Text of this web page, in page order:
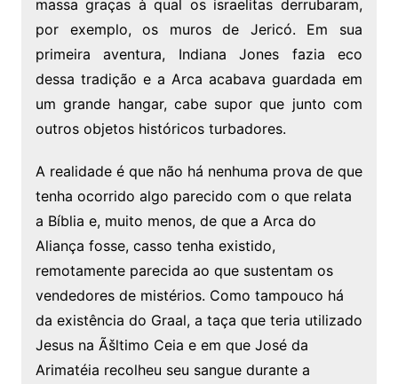
massa graças à qual os israelitas derrubaram,
por exemplo, os muros de Jericó. Em sua
primeira aventura, Indiana Jones fazia eco
dessa tradição e a Arca acabava guardada em
um grande hangar, cabe supor que junto com
outros objetos históricos turbadores.
A realidade é que não há nenhuma prova de que
tenha ocorrido algo parecido com o que relata
a Bíblia e, muito menos, de que a Arca do
Aliança fosse, casso tenha existido,
remotamente parecida ao que sustentam os
vendedores de mistérios. Como tampouco há
da existência do Graal, a taça que teria utilizado
Jesus na Ãšltimo Ceia e em que José da
Arimatéia recolheu seu sangue durante a